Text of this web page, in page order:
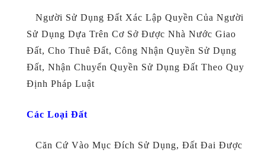
Người Sử Dụng Đất Xác Lập Quyền Của Người
Sử Dụng Dựa Trên Cơ Sở Được Nhà Nước Giao
Đất, Cho Thuê Đất, Công Nhận Quyền Sử Dụng
Đất, Nhận Chuyển Quyền Sử Dụng Đất Theo Quy
Định Pháp Luật
Các Loại Đất
Căn Cứ Vào Mục Đích Sử Dụng, Đất Đai Được